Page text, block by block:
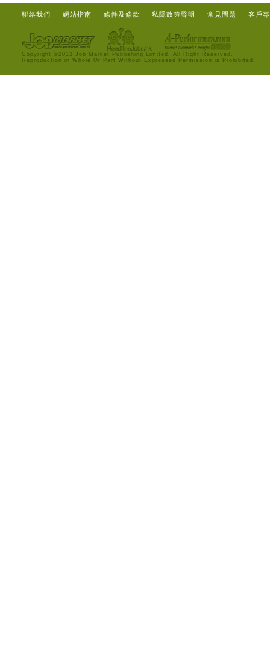
聯絡我們 網站指南 條件及條款 私隱政策聲明 常見問題 客戶
Copyright ©2013 Job Market Publishing Limited. All Right Reserved.
Reproduction in Whole Or Part Without Expressed Permission is Prohibited.